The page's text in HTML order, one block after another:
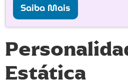
Saiba Mais
Estática